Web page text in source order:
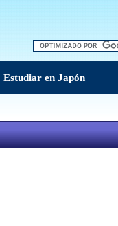
Estudiar en Japón